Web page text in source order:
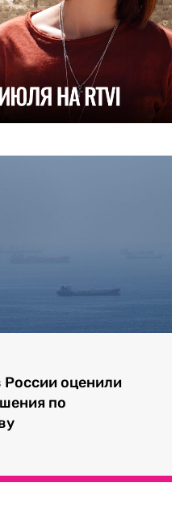
России оценили
по